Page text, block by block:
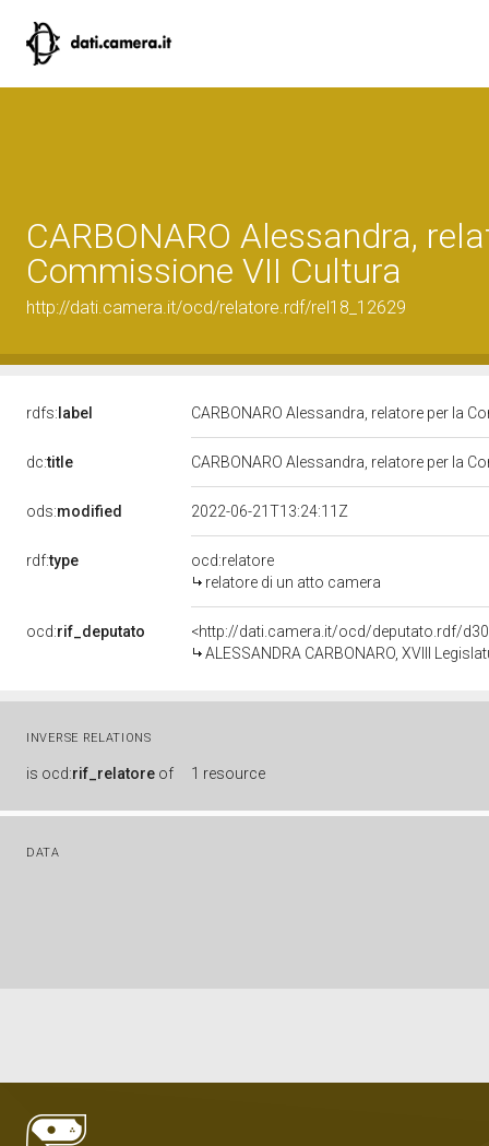
CARBONARO Alessandra,
Commissione VII Cultura
http://dati.camera.it/ocd/relatore.rdf/rel18_12629
rdfs: label CARBONARO Alessandra, relatore per la
dc:title CARBONARO Alessandra, relatore per la
ods:modified 2022-06-21T13:24:11Z
rdf:type
ocd:relatore
relatore di un atto camera
ocd:rif_deputato
<http://dati.camera.it/ocd/deputato.rdf/
ALESSANDRA CARBONARO, XVIII
INVERSE RELATIONS
is ocd:rif_relatore of 1 resource
DATA